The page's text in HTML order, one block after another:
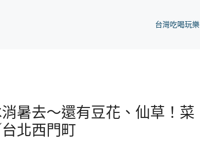
台灣吃喝玩樂
暑去～還有豆花、仙草！菜
北西門町